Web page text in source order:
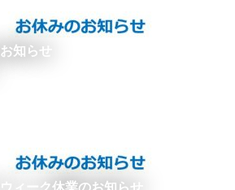
知らせ
ィーク休業のお知らせ